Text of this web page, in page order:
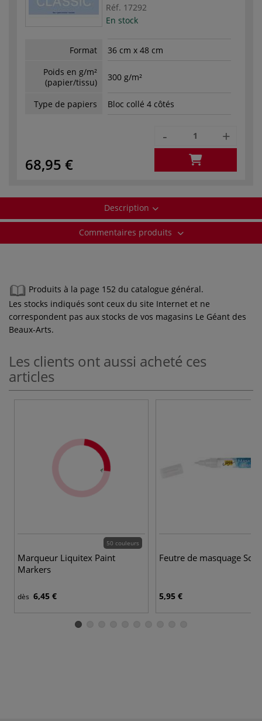
Réf. 17292
En stock
Format
36 cm x 48 cm
Poids en g/m²
(papier/tissu)
300 g/m²
Type de papiers Bloc collé 4 côtés
68,95 €
- +
Description
Commentaires produits
Produits à la page 152 du catalogue général.
Les stocks indiqués sont ceux du site Internet et ne
correspondent pas aux stocks de vos magasins Le Géant des
Beaux-Arts.
Les clients ont aussi acheté ces
articles
50 couleurs
Marqueur Liquitex Paint
Markers
dès 6,45 €
Feutre de masquage
5,95 €